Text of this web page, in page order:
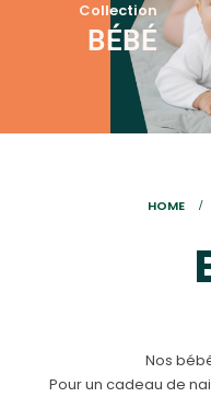
Collection
BÉBÉ
HOME
Nos
Pour un cadeau de